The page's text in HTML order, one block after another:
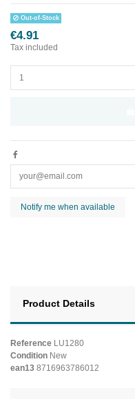
Out-of-Stock
€4.91
Tax included
Product Details
Reference LU1280
Condition New
ean13 8716963786012